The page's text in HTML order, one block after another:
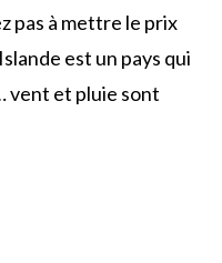
pas à mettre le prix
est un pays qui
vent et pluie sont